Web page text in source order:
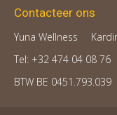
Contacteer ons
Yuna Wellness
Tel: +32 474 04 08 76
BTW BE 0451.793.039